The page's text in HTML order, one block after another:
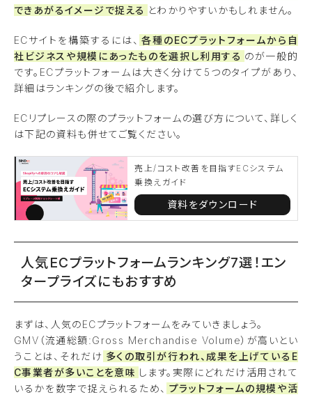
できあがるイメージで捉える とわかりやすいかもしれません。
ECサイトを構築するには、 各種のECプラットフォームから自
社ビジネスや規模にあったものを選択し利用する のが一般的
です。ECプラットフォームは大きく分けて5つのタイプがあり、
詳細はランキングの後で紹介します。
ECリプレースの際のプラットフォームの選び方について、詳しく
は下記の資料も併せてご覧ください。
売上/コスト改善を目指すECシステム
乗換えガイド
資料をダウンロード
人気ECプラットフォームランキング7選！エン
タープライズにもおすすめ
まずは、人気のECプラットフォームをみていきましょう。
GMV（流通総額:Gross Merchandise Volume）が高いとい
うことは、それだけ 多くの取引が行われ、成果を上げているE
C事業者が多いことを意味 します。実際にどれだけ活用されて
いるかを数字で捉えられるため、 プラットフォームの規模や活